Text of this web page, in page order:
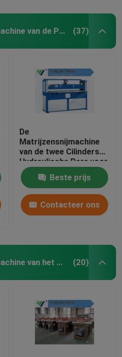
De hydraulische Snijmachine van de Persmatrijs (37)
De
Matrijzensnijmachine
van de twee Cilinders
Hydraulische Pers voor
Brede/Multilaag
MaterialenBeste prijs
Contacteer ons
De hydraulische Snijmachine van het Schommelingswapen (20)